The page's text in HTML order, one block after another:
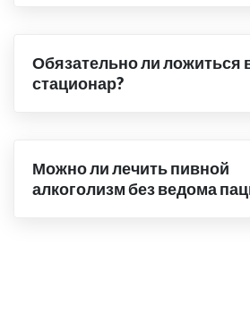
Обязательно ли ложиться
стационар?
Можно ли лечить пивной
алкоголизм без ведома